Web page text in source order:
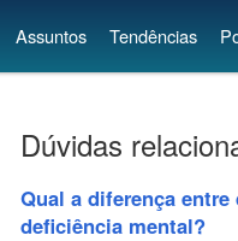
Assuntos Tendências
Dúvidas
Qual a diferença entre
deficiência mental?